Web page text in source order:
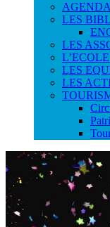
LES
LES
LES
LES